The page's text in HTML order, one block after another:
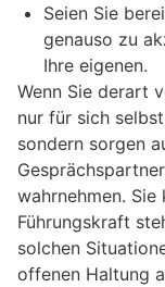
Seien Sie
genauso zu
Ihre eigenen.
Wenn Sie derart
nur für sich
sondern sorgen
wahrnehmen. Sie
Führungskraft
solchen
offenen Haltung